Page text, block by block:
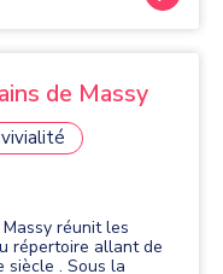
de Massy
réunit les
répertoire allant de
. Sous la